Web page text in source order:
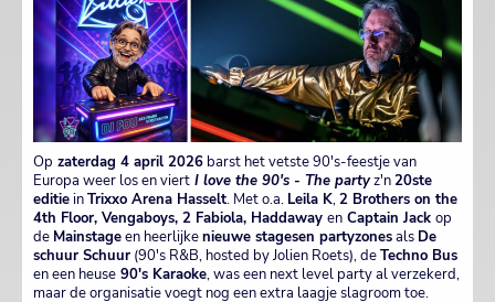
Op zaterdag 4 april 2026 barst het vetste 90's-feestje van
Europa weer los en viert I love the 90's - The partyz'n20ste
editieinTrixxo Arena Hasselt. Met o.a. Leila K,2 Brothers on the
4th Floor, Vengaboys, 2 Fabiola, Haddaway en Captain Jack op
de Mainstageen heerlijkenieuwe stagesen partyzonesals De
schuur Schuur (90's R&B, hosted by Jolien Roets), deTechno Bus
en een heuse 90's Karaoke, was een next level party al verzekerd,
maar de organisatie voegt nog een extra laagje slagroom toe.